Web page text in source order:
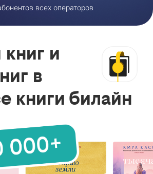
всех операторов
и
в
книги билайн